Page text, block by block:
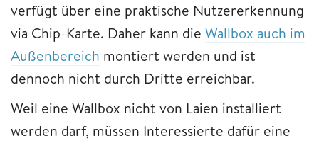
verfügt über eine praktische Nutzererkennung
via Chip-Karte. Daher kann die Wallbox auch im
Außenbereich montiert werden und ist
dennoch nicht durch Dritte erreichbar.
Weil eine Wallbox nicht von Laien installiert
werden darf, müssen Interessierte dafür eine